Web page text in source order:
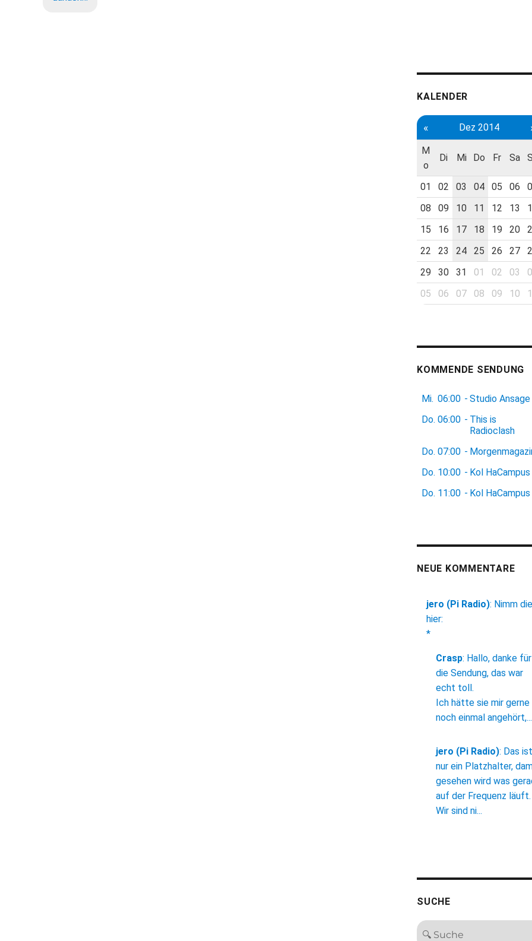
KALENDER
« Dez 2014
M
o
Di Mi Do Fr Sa
01 02 03 04 05 06
08
09 10 11 12 13
15
16 17 18 19 20
22
23 24 25 26 27
29
30 31 01 02 03
05
06 07 08 09 10
KOMMENDE SENDUNG
Mi. 06:00 - Studio Ansage
Do. 06:00 - This is
Radioclash
Do. 07:00 -
Do. 10:00 - Kol HaCampus
Do. 11:00 - Kol HaCampus
NEUE KOMMENTARE
jero (Pi Radio): Nimm die
hier:
*
Crasp: Hallo, danke für
die Sendung, das war
echt toll.
Ich hätte sie mir gerne
noch einmal angehört,...
jero (Pi Radio): Das ist
nur ein Platzhalter,
gesehen wird was
auf der Frequenz läuft.
Wir sind ni...
SUCHE